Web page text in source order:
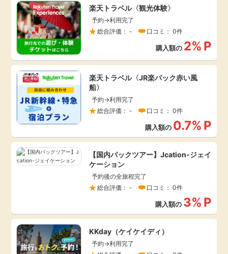
楽天トラベル〈観光体験〉
予約→利用完了
総合評価： -
口コミ： 0件
購入額の 2% P
楽天トラベル〈JR楽パック赤い風
船〉
予約→利用完了
総合評価： -
口コミ： 0件
購入額の 0.7% P
【国内パックツアー】Jcation-ジェイ
ケーション
予約後の全旅程完了
総合評価： -
口コミ： 0件
購入額の 3% P
KKday（ケイケイディ）
予約→利用完了